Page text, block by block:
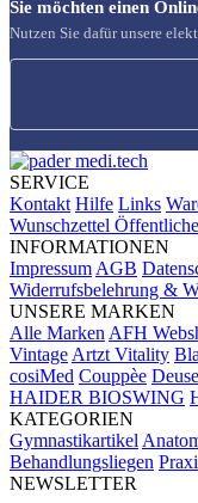
Sie möchten einen
Nutzen Sie dafür unsere
SERVICE
Kontakt Hilfe Links
Wunschzettel
INFORMATIONEN
Impressum AGB
Widerrufsbelehrung &
UNSERE MARKEN
Alle Marken AFH
Vintage Artzt Vitality
cosiMed Couppèe
HAIDER BIOSWING
KATEGORIEN
Gymnastikartikel
Behandlungsliegen
NEWSLETTER